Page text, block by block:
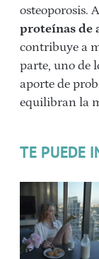
osteoporosis.
proteínas de
contribuye a
parte, uno de
aporte de
equilibran la
TE PUEDE